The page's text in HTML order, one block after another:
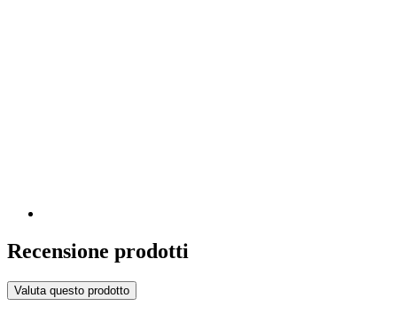
Recensione prodotti
Valuta questo prodotto